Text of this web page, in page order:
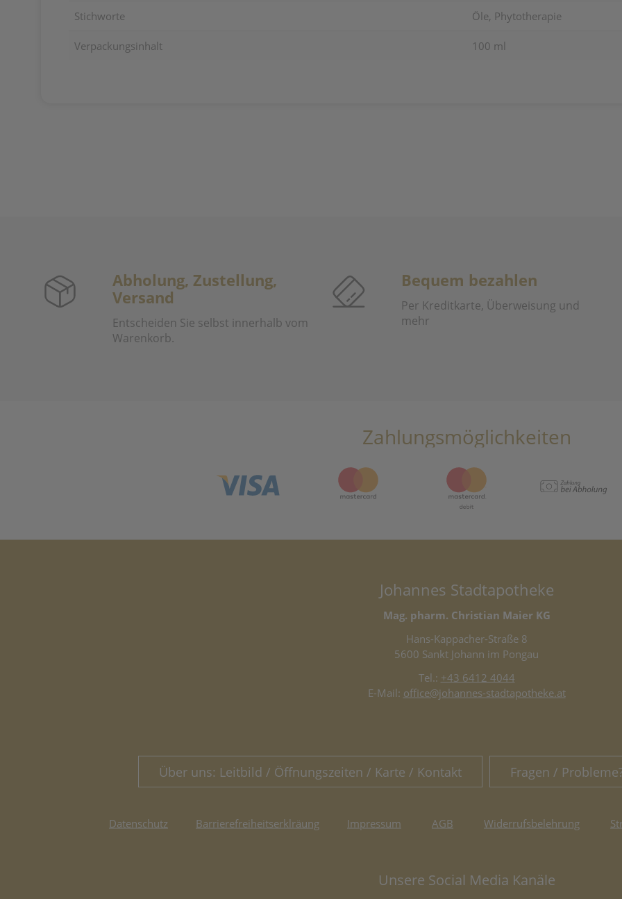
Stichworte Öle, Phytotherapie
Verpackungsinhalt 100 ml
Abholung, Zustellung,
Versand
Entscheiden Sie selbst innerhalb vom
Warenkorb.
Bequem bezahlen
Per Kreditkarte, Überweisung und
mehr
Zahlungsmöglichkeiten
Johannes Stadtapotheke
Mag. pharm. Christian Maier KG
Hans-Kappacher-Straße 8
5600 Sankt Johann im Pongau
Tel.: +43 6412 4044
E-Mail: office@johannes-stadtapotheke.at
Über uns: Leitbild / Öffnungszeiten / Karte / Kontakt Fragen /
Datenschutz Barrierefreiheitserklräung Impressum AGB Widerrufsbelehrung
Unsere Social Media Kanäle